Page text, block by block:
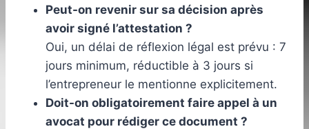
Peut-on revenir sur sa décision après
avoir signé l’attestation ?
Oui, un délai de réflexion légal est prévu : 7
jours minimum, réductible à 3 jours si
l’entrepreneur le mentionne explicitement.
Doit-on obligatoirement faire appel à un
avocat pour rédiger ce document ?